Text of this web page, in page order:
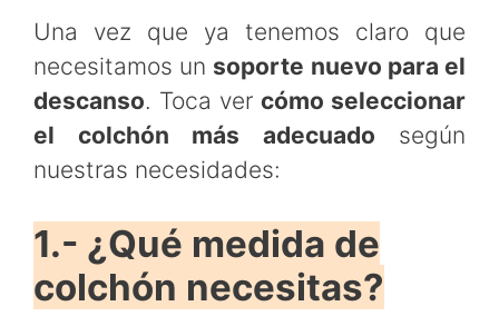
Una vez que ya tenemos claro que
necesitamos un soporte nuevo para el
descanso. Toca ver cómo seleccionar
el colchón más adecuado según
nuestras necesidades:
1.- ¿Qué medida de
colchón necesitas?